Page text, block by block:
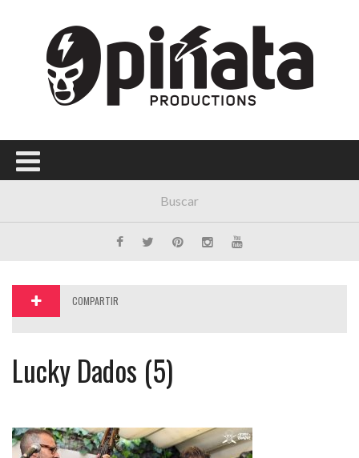
Menú Principal
PORTADA
CONCIERTOS
FESTIVALES
COMPARTIR
Lucky Dados (5)